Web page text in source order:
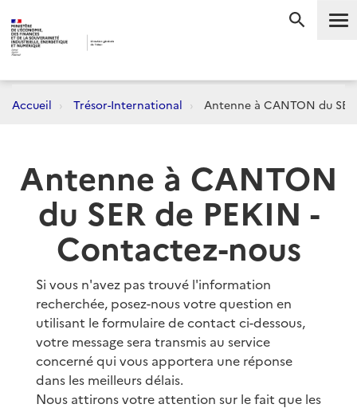
Accueil Trésor-International Antenne à CANTON du
Antenne à CANTON
du SER de PEKIN -
Contactez-nous
Si vous n'avez pas trouvé l'information
recherchée, posez-nous votre question en
utilisant le formulaire de contact ci-dessous,
votre message sera transmis au service
concerné qui vous apportera une réponse
dans les meilleurs délais.
Nous attirons votre attention sur le fait que les